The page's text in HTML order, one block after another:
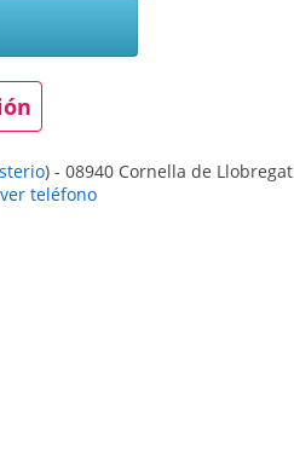
)- 08940 Cornella de Llobregat
ver teléfono